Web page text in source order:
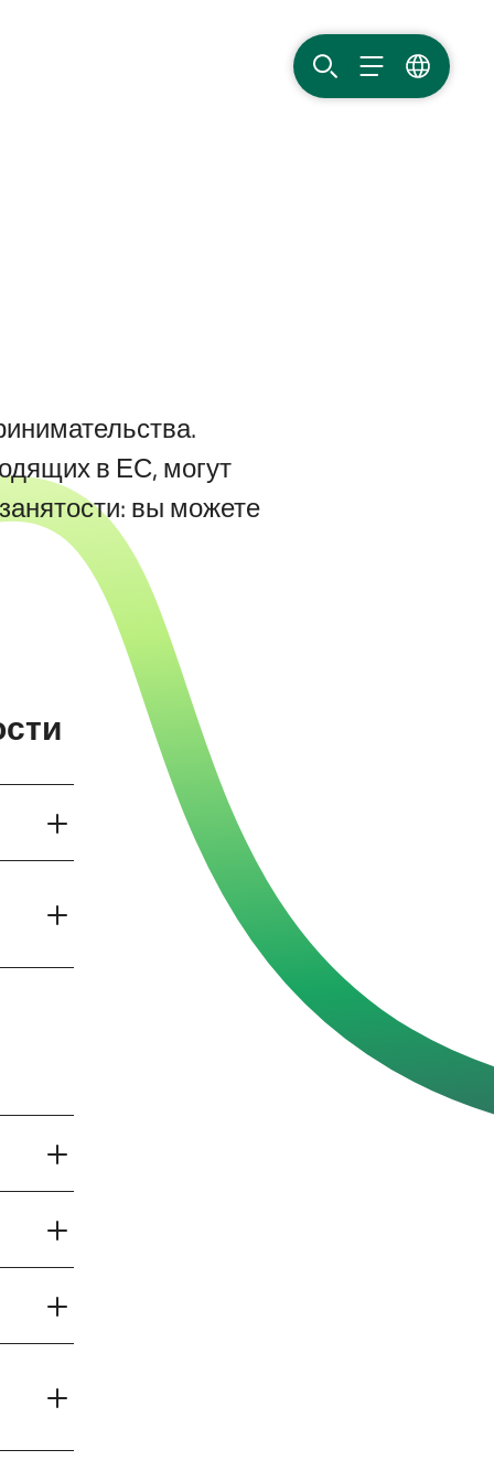
ПОИСКМЕНЮЯЗЫК
в ЕС, могут
вы можете